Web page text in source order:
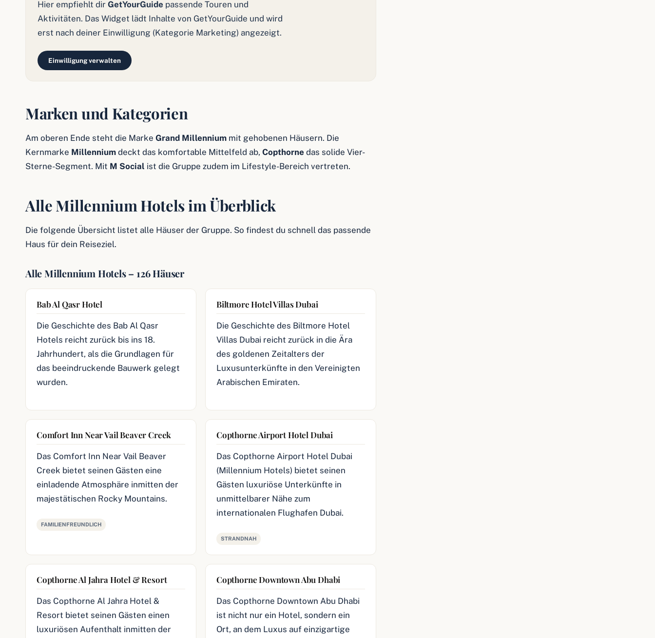
Hier empfiehlt dir GetYourGuide passende Touren und
Aktivitäten. Das Widget lädt Inhalte von GetYourGuide und wird
erst nach deiner Einwilligung (Kategorie Marketing) angezeigt.
Einwilligung verwalten
Marken und Kategorien
Am oberen Ende steht die Marke Grand Millennium mit gehobenen Häusern. Die
Kernmarke Millennium deckt das komfortable Mittelfeld ab, Copthorne das solide Vier-
Sterne-Segment. Mit M Social ist die Gruppe zudem im Lifestyle-Bereich vertreten.
Alle Millennium Hotels im Überblick
Die folgende Übersicht listet alle Häuser der Gruppe. So findest du schnell das passende
Haus für dein Reiseziel.
Alle Millennium Hotels – 126 Häuser
Bab Al Qasr Hotel
Die Geschichte des Bab Al Qasr
Hotels reicht zurück bis ins 18.
Jahrhundert, als die Grundlagen für
das beeindruckende Bauwerk gelegt
wurden.
Biltmore Hotel Villas Dubai
Die Geschichte des Biltmore Hotel
Villas Dubai reicht zurück in die Ära
des goldenen Zeitalters der
Luxusunterkünfte in den Vereinigten
Arabischen Emiraten.
Comfort Inn Near Vail Beaver Creek
Das Comfort Inn Near Vail Beaver
Creek bietet seinen Gästen eine
einladende Atmosphäre inmitten der
majestätischen Rocky Mountains.
FAMILIENFREUNDLICH
Copthorne Airport Hotel Dubai
Das Copthorne Airport Hotel Dubai
(Millennium Hotels) bietet seinen
Gästen luxuriöse Unterkünfte in
unmittelbarer Nähe zum
internationalen Flughafen Dubai.
STRANDNAH
Copthorne Al Jahra Hotel & Resort
Das Copthorne Al Jahra Hotel &
Resort bietet seinen Gästen einen
luxuriösen Aufenthalt inmitten der
Copthorne Downtown Abu Dhabi
Das Copthorne Downtown Abu Dhabi
ist nicht nur ein Hotel, sondern ein
Ort, an dem Luxus auf einzigartige